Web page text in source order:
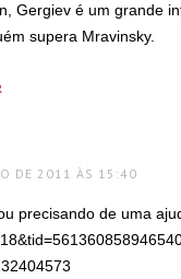
Gergiev é um grande
supera Mravinsky.
DE 2011 ÀS 15:40
precisando de uma